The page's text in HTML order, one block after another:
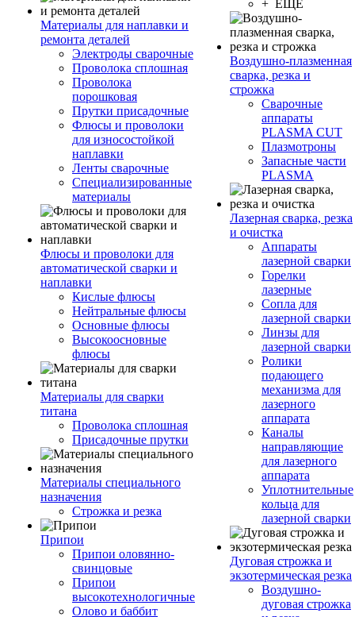
Материалы для наплавки и
ремонта деталей
Электроды сварочные
Проволока сплошная
Проволока
порошковая
Прутки присадочные
Флюсы и проволоки
для износостойкой
наплавки
Ленты сварочные
Специализированные
материалы
Флюсы и проволоки для
автоматической сварки и
наплавки
Кислые флюсы
Нейтральные флюсы
Основные флюсы
Высокоосновные
флюсы
Материалы для сварки
титана
Проволока сплошная
Присадочные прутки
Материалы специального
назначения
Строжка и резка
Припои
Припои оловянно-
свинцовые
Припои
высокотехнологичные
Олово и баббит
+ ЕЩЕ
Воздушно-плазменная
сварка, резка и
строжка
Сварочные
аппараты
PLASMA CUT
Плазмотроны
Запасные части
PLASMA
Лазерная сварка, резка
и очистка
Аппараты
лазерной сварки
Горелки
лазерные
Сопла для
лазерной сварки
Линзы для
лазерной сварки
Ролики
подающего
механизма для
лазерного
аппарата
Каналы
направляющие
для лазерного
аппарата
Уплотнительные
кольца для
лазерной сварки
Дуговая строжка и
экзотермическая резка
Воздушно-
дуговая строжка